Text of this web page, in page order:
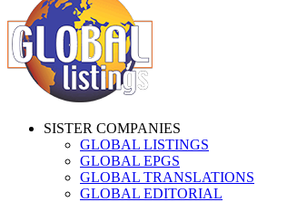
SISTER COMPANIES
GLOBAL LISTINGS
GLOBAL EPGS
GLOBAL TRANSLATIONS
GLOBAL EDITORIAL